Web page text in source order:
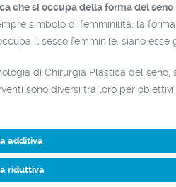
che si occupa della forma del seno
simbolo di femminilità, la
il sesso femminile, siano esse
di Chirurgia Plastica del
sono diversi tra loro per
additiva
riduttiva